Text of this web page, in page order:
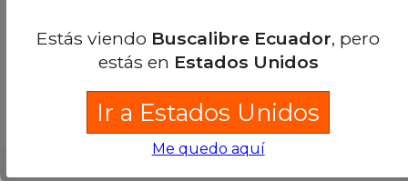
Estás viendo Buscalibre Ecuador, pero
estás en Estados Unidos
Ir a Estados Unidos
Me quedo aquí